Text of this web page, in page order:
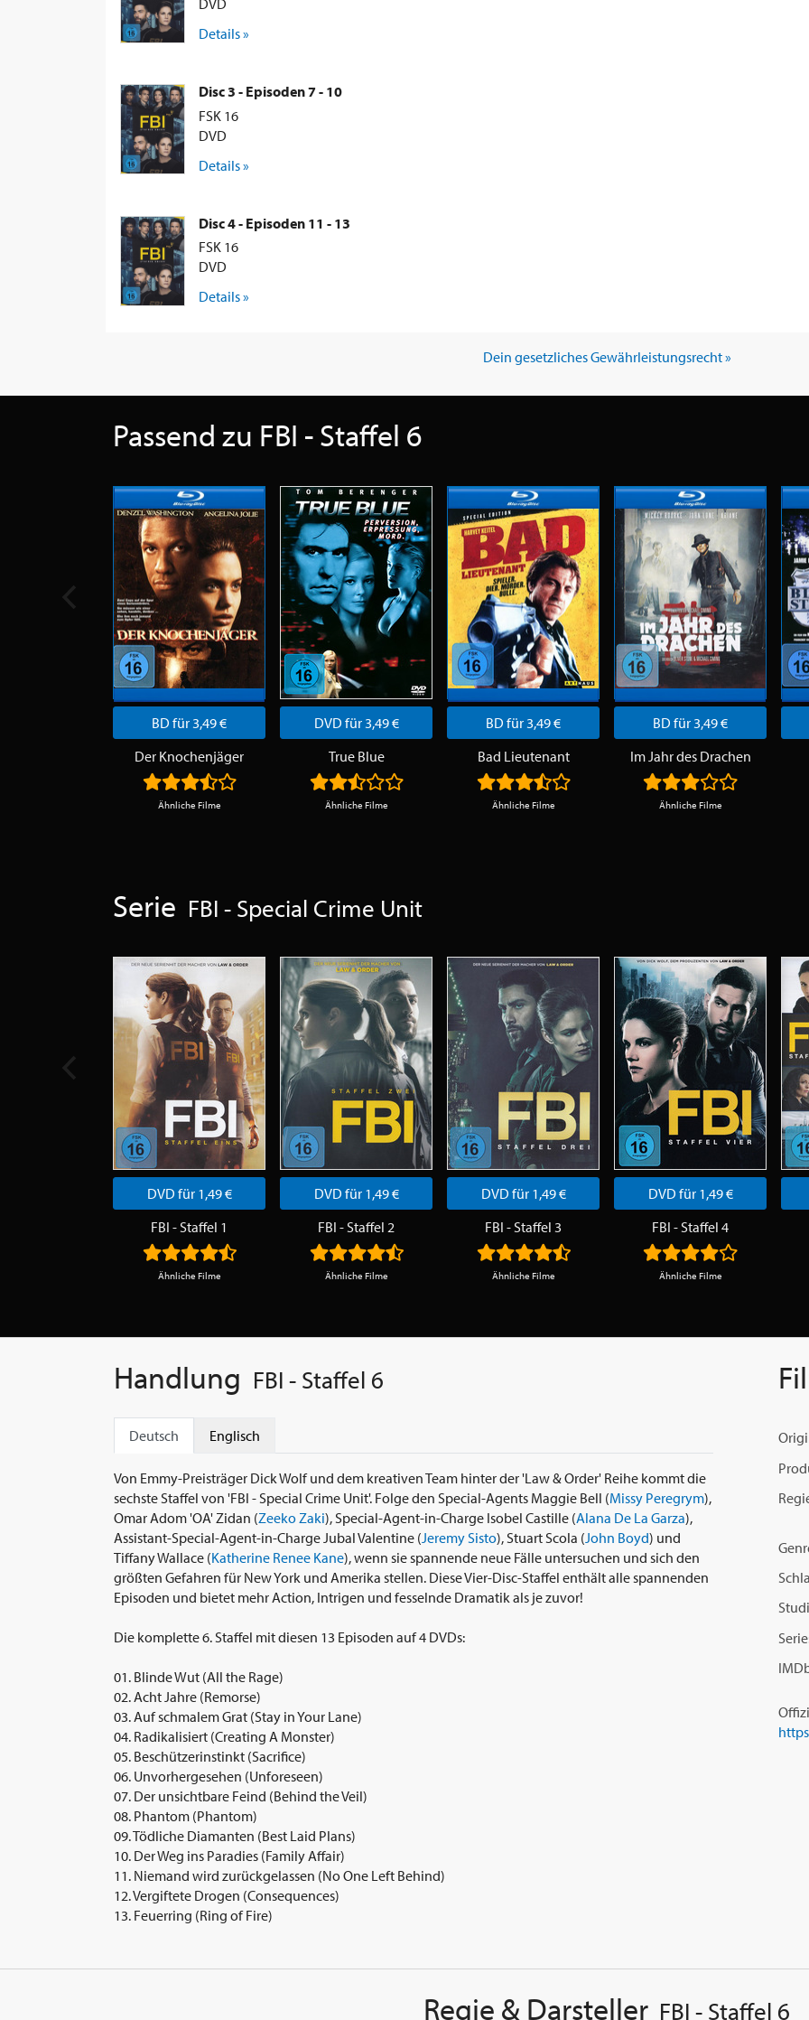
DVD
Details »
Disc 3 - Episoden 7 - 10
FSK 16
DVD
Details »
Disc 4 - Episoden 11 - 13
FSK 16
DVD
Details »
Dein gesetzliches Gewährleistungsrecht »
Passend zu FBI - Staffel 6
BD für 3,49 €
Der Knochenjäger
Ähnliche Filme
DVD für 3,49 €
True Blue
Ähnliche Filme
BD für 3,49 €
Bad Lieutenant
Ähnliche Filme
BD für 3,49 €
Im Jahr des Drachen
Ähnliche Filme
Serie FBI - Special Crime Unit
DVD für 1,49 €
FBI - Staffel 1
Ähnliche Filme
DVD für 1,49 €
FBI - Staffel 2
Ähnliche Filme
DVD für 1,49 €
FBI - Staffel 3
Ähnliche Filme
DVD für 1,49 €
FBI - Staffel 4
Ähnliche Filme
Handlung FBI - Staffel 6
Deutsch Englisch
Von Emmy-Preisträger Dick Wolf und dem kreativen Team hinter der 'Law & Order' Reihe kommt die
sechste Staffel von 'FBI - Special Crime Unit'. Folge den Special-Agents Maggie Bell (Missy Peregrym),
Omar Adom 'OA' Zidan (Zeeko Zaki), Special-Agent-in-Charge Isobel Castille (Alana De La Garza),
Assistant-Special-Agent-in-Charge Jubal Valentine (Jeremy Sisto), Stuart Scola (John Boyd) und
Tiffany Wallace (Katherine Renee Kane), wenn sie spannende neue Fälle untersuchen und sich den
größten Gefahren für New York und Amerika stellen. Diese Vier-Disc-Staffel enthält alle spannenden
Episoden und bietet mehr Action, Intrigen und fesselnde Dramatik als je zuvor!
Die komplette 6. Staffel mit diesen 13 Episoden auf 4 DVDs:
01. Blinde Wut (All the Rage)
02. Acht Jahre (Remorse)
03. Auf schmalem Grat (Stay in Your Lane)
04. Radikalisiert (Creating A Monster)
05. Beschützerinstinkt (Sacrifice)
06. Unvorhergesehen (Unforeseen)
07. Der unsichtbare Feind (Behind the Veil)
08. Phantom (Phantom)
09. Tödliche Diamanten (Best Laid Plans)
10. Der Weg ins Paradies (Family Affair)
11. Niemand wird zurückgelassen (No One Left Behind)
12. Vergiftete Drogen (Consequences)
13. Feuerring (Ring of Fire)
Regie & Darsteller FBI - Staffel 6